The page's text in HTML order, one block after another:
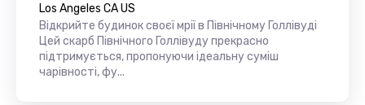
Los Angeles CA US
Відкрийте будинок своєї мрії в Північному Голлівуді
Цей скарб Північного Голлівуду прекрасно
підтримується, пропонуючи ідеальну суміш
чарівності, фу...